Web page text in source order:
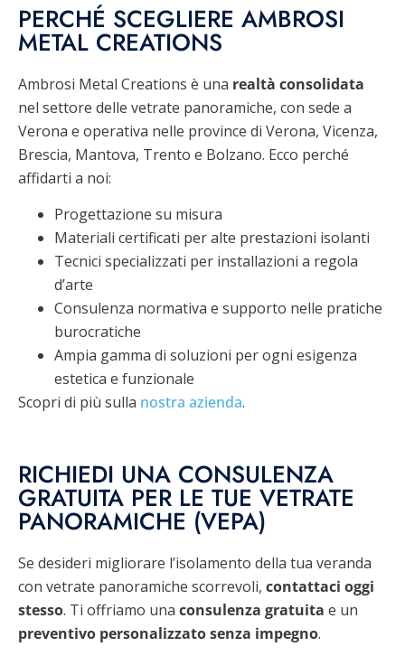
PERCHÉ SCEGLIERE AMBROSI
METAL CREATIONS
Ambrosi Metal Creations è una realtà consolidata
nel settore delle vetrate panoramiche, con sede a
Verona e operativa nelle province di Verona, Vicenza,
Brescia, Mantova, Trento e Bolzano. Ecco perché
affidarti a noi:
Progettazione su misura
Materiali certificati per alte prestazioni isolanti
Tecnici specializzati per installazioni a regola
d’arte
Consulenza normativa e supporto nelle pratiche
burocratiche
Ampia gamma di soluzioni per ogni esigenza
estetica e funzionale
Scopri di più sulla nostra azienda.
RICHIEDI UNA CONSULENZA
GRATUITA PER LE TUE VETRATE
PANORAMICHE (VEPA)
Se desideri migliorare l’isolamento della tua veranda
con vetrate panoramiche scorrevoli, contattaci oggi
stesso. Ti offriamo una consulenza gratuita e un
preventivo personalizzato senza impegno.